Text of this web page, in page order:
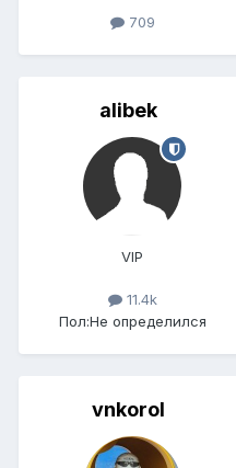
709
alibek
VIP
11.4k
Пол:Не определился
vnkorol